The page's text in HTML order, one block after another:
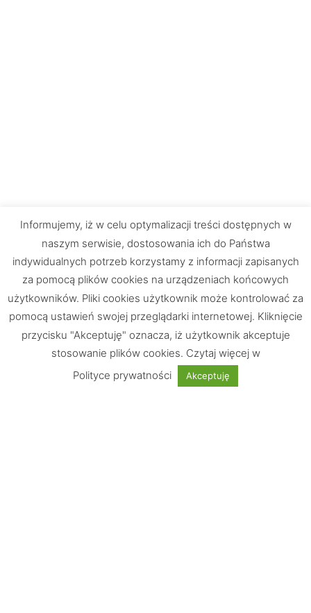
Chętnie odpowiemy na Wasze pytania
Informujemy, iż w celu optymalizacji treści dostępnych w
naszym serwisie, dostosowania ich do Państwa
indywidualnych potrzeb korzystamy z informacji zapisanych
za pomocą plików cookies na urządzeniach końcowych
użytkowników. Pliki cookies użytkownik może kontrolować za
pomocą ustawień swojej przeglądarki internetowej. Kliknięcie
przycisku "Akceptuję" oznacza, iż użytkownik akceptuje
stosowanie plików cookies. Czytaj więcej w
Polityce prywatności
Akceptuję